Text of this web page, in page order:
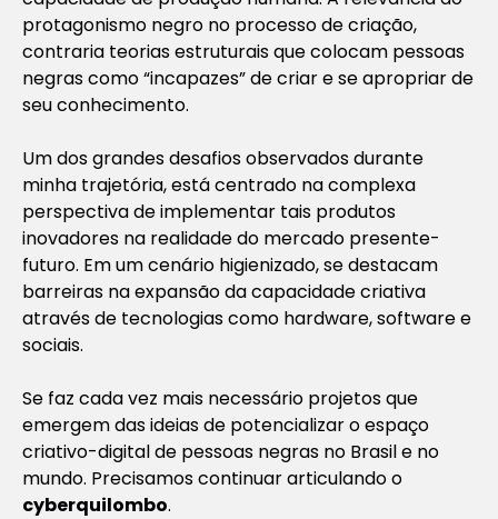
protagonismo negro no processo de criação,
contraria teorias estruturais que colocam pessoas
negras como “incapazes” de criar e se apropriar de
seu conhecimento.
Um dos grandes desafios observados durante
minha trajetória, está centrado na complexa
perspectiva de implementar tais produtos
inovadores na realidade do mercado presente-
futuro. Em um cenário higienizado, se destacam
barreiras na expansão da capacidade criativa
através de tecnologias como hardware, software e
sociais.
Se faz cada vez mais necessário projetos que
emergem das ideias de potencializar o espaço
criativo-digital de pessoas negras no Brasil e no
mundo. Precisamos continuar articulando o
cyberquilombo.